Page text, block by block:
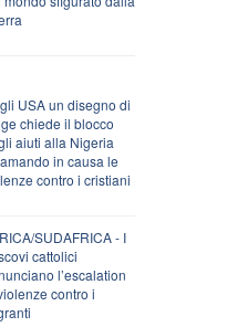
USA un disegno di
chiede il blocco
aiuti alla Nigeria
in causa le
contro i cristiani
SUDAFRICA - I
cattolici
l’escalation
contro i